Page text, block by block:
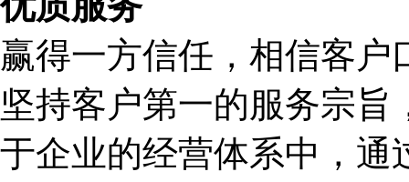
赢得一方信任，相信客户
坚持客户第一的服务宗旨
于企业的经营体系中，通